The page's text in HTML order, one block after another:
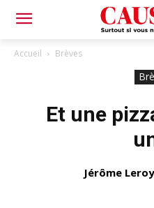
Accueil Brèves
Et une
Jérôme Leroy